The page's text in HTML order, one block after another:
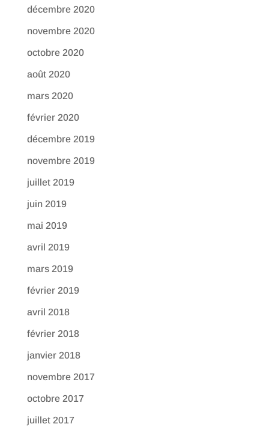
décembre 2020
novembre 2020
octobre 2020
août 2020
mars 2020
février 2020
décembre 2019
novembre 2019
juillet 2019
juin 2019
mai 2019
avril 2019
mars 2019
février 2019
avril 2018
février 2018
janvier 2018
novembre 2017
octobre 2017
juillet 2017